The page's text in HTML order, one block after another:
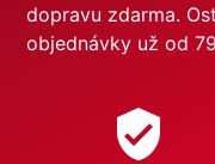
dopravu zdarma.
objednávky už od
verified_user